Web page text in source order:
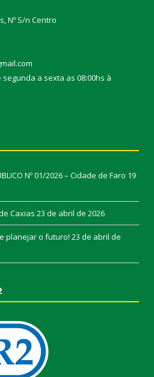
Nº S/n Centro
a sexta as 08:00hs à
Nº 01/2026 – Cidade de Faro 19
Caxias 23 de abril de 2026
planejar o futuro! 23 de abril de